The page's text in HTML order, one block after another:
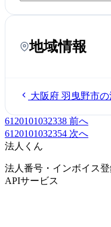
地域情報
大阪府 羽曳野市
6120101032338 前へ
6120101032354 次へ
法人くん
法人番号・インボイス
APIサービス